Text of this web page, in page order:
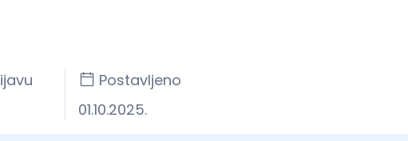
Postavljeno
01.10.2025.